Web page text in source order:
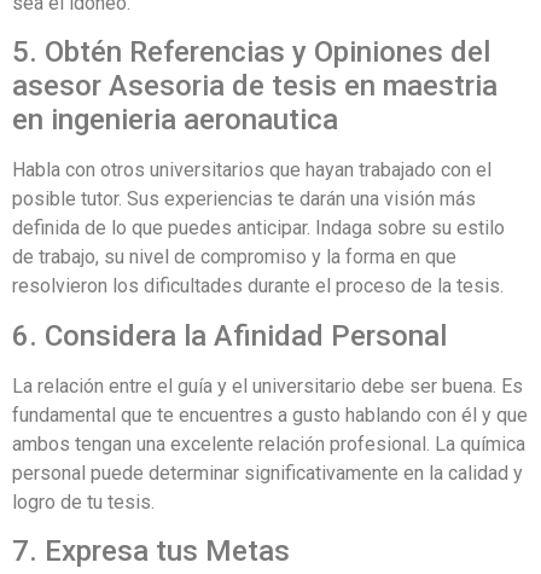
5. Obtén Referencias y Opiniones del
asesor Asesoria de tesis en maestria
en ingenieria aeronautica
Habla con otros universitarios que hayan trabajado con el
posible tutor. Sus experiencias te darán una visión más
definida de lo que puedes anticipar. Indaga sobre su estilo
de trabajo, su nivel de compromiso y la forma en que
resolvieron los dificultades durante el proceso de la tesis.
6. Considera la Afinidad Personal
La relación entre el guía y el universitario debe ser buena. Es
fundamental que te encuentres a gusto hablando con él y que
ambos tengan una excelente relación profesional. La química
personal puede determinar significativamente en la calidad y
logro de tu tesis.
7. Expresa tus Metas